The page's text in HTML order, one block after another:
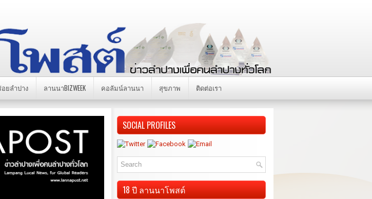
อยลำปาง ลานนาBIZWEEK คอลัมน์ลานนา สุขภาพ ติดต่อเรา
SOCIAL PROFILES
18 ปี ลานนาโพสต์